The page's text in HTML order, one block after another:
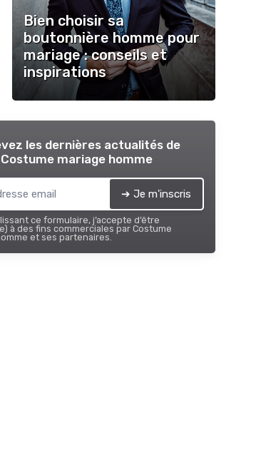
Bien choisir sa
boutonnière homme pour
mariage : conseils et
inspirations
les dernières actualités de
Costume mariage homme
➔ Je m'inscris
ce formulaire, j’accepte d’être
à des fins commerciales par Costume
et ses partenaires.